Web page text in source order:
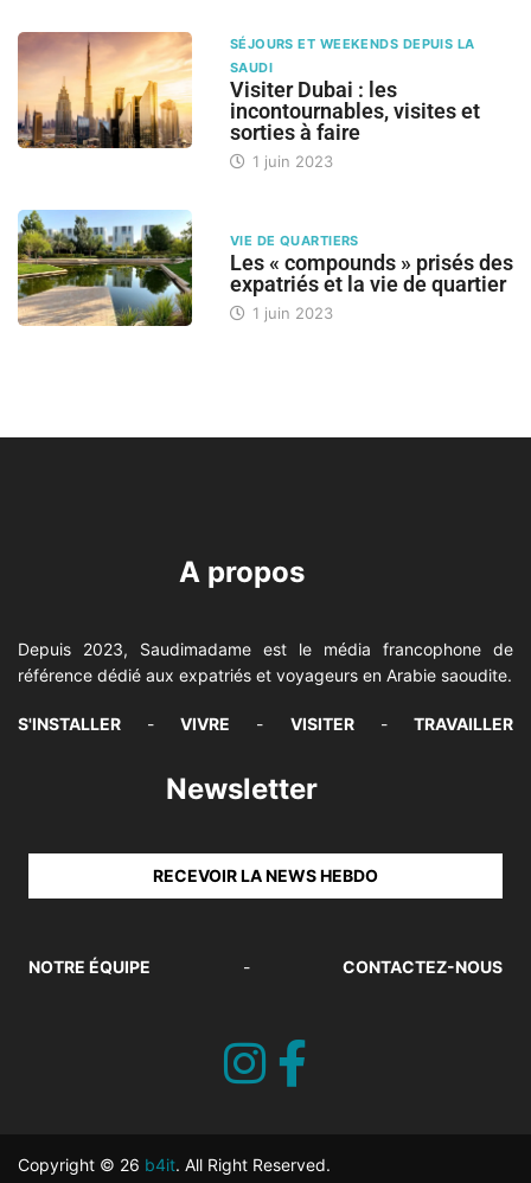
SÉJOURS ET WEEKENDS DEPUIS LA
SAUDI
Visiter Dubai : les
incontournables, visites et
sorties à faire
1 juin 2023
VIE DE QUARTIERS
Les « compounds » prisés des
expatriés et la vie de quartier
1 juin 2023
A propos
Depuis 2023, Saudimadame est le média francophone de
référence dédié aux expatriés et voyageurs en Arabie saoudite.
S'INSTALLER - VIVRE - VISITER - TRAVAILLER
Newsletter
RECEVOIR LA NEWS HEBDO
NOTRE ÉQUIPE - CONTACTEZ-NOUS
Copyright © 26 b4it. All Right Reserved.